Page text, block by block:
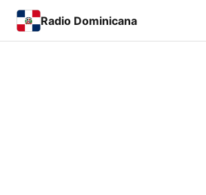
Radio Dominicana